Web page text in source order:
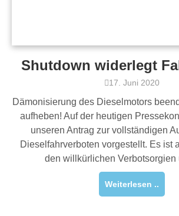
Shutdown widerlegt
17. Juni 2020
Dämonisierung des Dieselmotors
aufheben! Auf der heutigen
unseren Antrag zur vollständigen
Dieselfahrverboten vorgestellt. Es ist
den willkürlichen
Weiterlesen ..